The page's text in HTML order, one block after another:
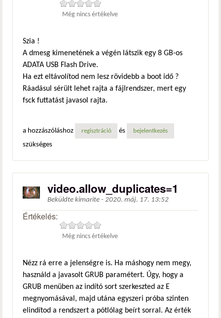
Még nincs értékelve
Szia !
A dmesg kimenetének a végén látszik egy 8 GB-os
ADATA USB Flash Drive.
Ha ezt eltávolítod nem lesz rövidebb a boot idő ?
Ráadásul sérült lehet rajta a fájlrendszer, mert egy
fsck futtatást javasol rajta.
a hozzászóláshoz regisztráció és bejelentkezés
szükséges
video.allow_duplicates=1
Beküldte kimarite - 2020. máj. 17. 13:52
Értékelés:
Még nincs értékelve
Nézz rá erre a jelenségre is. Ha máshogy nem megy,
használd a javasolt GRUB paramétert. Úgy, hogy a
GRUB menüben az indító sort szerkeszted az E
megnyomásával, majd utána egyszeri próba szinten
elindítod a rendszert a pótlólag beírt sorral. Az érték